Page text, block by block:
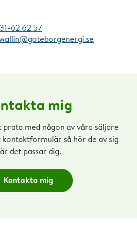
62 62 57
mig
med någon av våra säljare
kontaktformulär så hör de av sig
det passar dig.
Kontakta mig